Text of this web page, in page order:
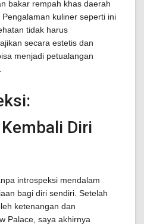
bakar rempah khas daerah
kuliner seperti ini
tidak harus
secara estetis dan
menjadi petualangan
Diri
introspeksi mendalam
bagi diri sendiri. Setelah
ketenangan dan
Palace, saya akhirnya